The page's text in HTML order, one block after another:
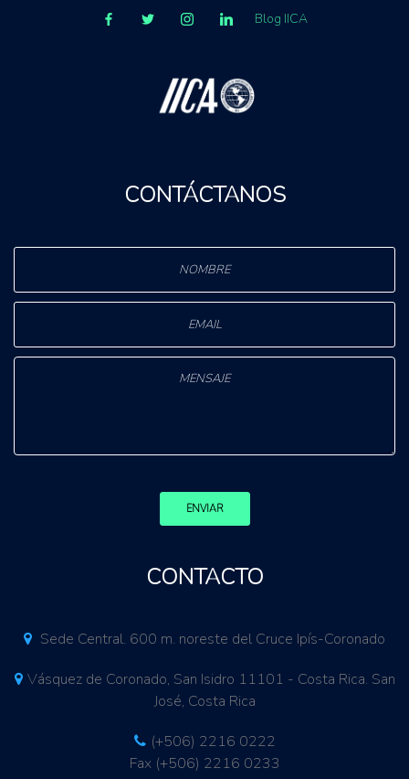
Blog IICA
CONTÁCTANOS
ENVIAR
CONTACTO
Sede Central. 600 m. noreste del Cruce Ipís-Coronado
Vásquez de Coronado, San Isidro 11101 - Costa Rica. San
José, Costa Rica
(+506) 2216 0222
Fax (+506) 2216 0233